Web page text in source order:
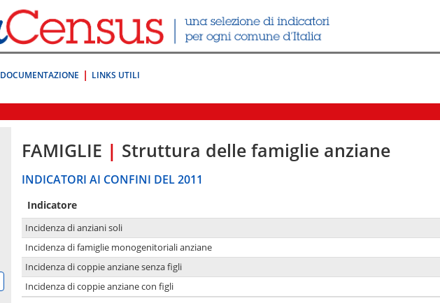
DOCUMENTAZIONE LINKS UTILI
FAMIGLIE | Struttura delle famiglie anziane
INDICATORI AI CONFINI DEL 2011
Indicatore
Incidenza di anziani soli
Incidenza di famiglie monogenitoriali anziane
Incidenza di coppie anziane senza figli
Incidenza di coppie anziane con figli